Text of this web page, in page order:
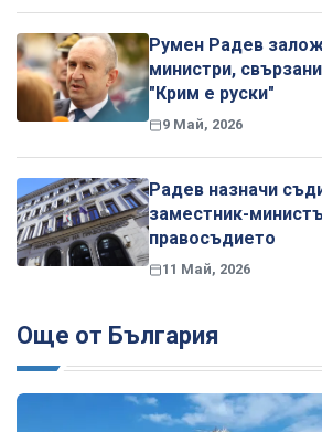
Румен Радев
министри,
"Крим е руски"
9 Май, 2026
Радев назначи
заместник-
правосъдието
11 Май, 2026
Още от България